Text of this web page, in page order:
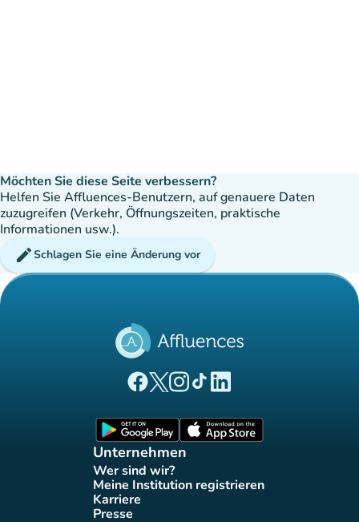
Möchten Sie diese Seite verbessern?
Helfen Sie Affluences-Benutzern, auf genauere Daten
zuzugreifen (Verkehr, Öffnungszeiten, praktische
Informationen usw.).
editSchlagen Sie eine Änderung vor
(new tab)
(new tab)
(new tab)(new tab)
(new tab)
Unternehmen
Wer sind wir?
(new tab)
Meine Institution registrieren
(new tab)
Karriere(new tab)
Presse